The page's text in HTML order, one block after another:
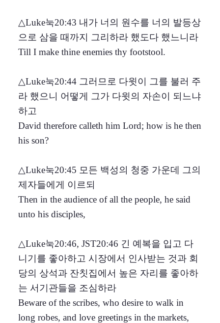
△Luke눅20:43 내가 너의 원수를 너의 발등상
으로 삼을 때까지 그리하라 했도다 했느니라
Till I make thine enemies thy footstool.
△Luke눅20:44 그러므로 다윗이 그를 불러 주
라 했으니 어떻게 그가 다윗의 자손이 되느냐
하고
David therefore calleth him Lord; how is he then
his son?
△Luke눅20:45 모든 백성의 청중 가운데 그의
제자들에게 이르되
Then in the audience of all the people, he said
unto his disciples,
△Luke눅20:46, JST20:46 긴 예복을 입고 다
니기를 좋아하고 시장에서 인사받는 것과 회
당의 상석과 잔칫집에서 높은 자리를 좋아하
는 서기관들을 조심하라
Beware of the scribes, who desire to walk in
long robes, and love greetings in the markets,